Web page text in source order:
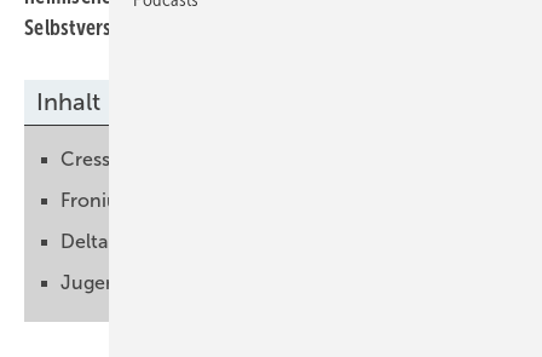
Selbstversorger.
Inhalt
Cress: Neue Kapazitätsklassen
Fronius: Autarkie
Delta: Rendite
Jugend forscht an Speichers